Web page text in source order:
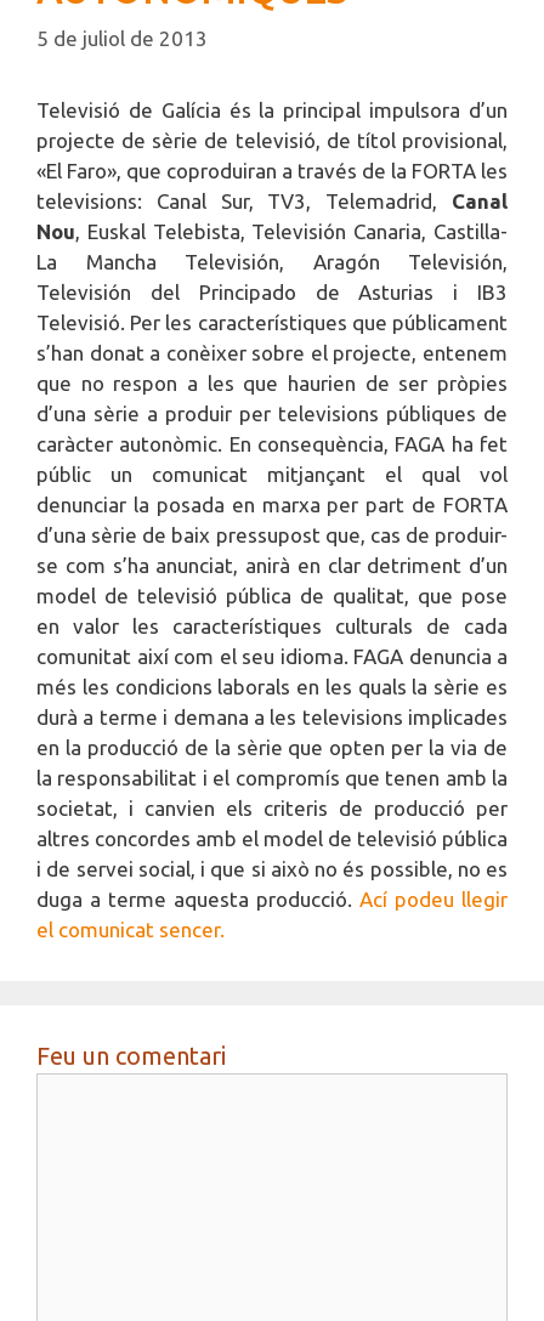
5 de juliol de 2013
Televisió de Galícia és la principal impulsora d’un
projecte de sèrie de televisió, de títol provisional,
«El Faro», que coproduiran a través de la FORTA les
televisions: Canal Sur, TV3, Telemadrid, Canal
Nou , Euskal Telebista, Televisión Canaria, Castilla-
La Mancha Televisión, Aragón Televisión,
Televisión del Principado de Asturias i IB3
Televisió. Per les característiques que públicament
s’han donat a conèixer sobre el projecte, entenem
que no respon a les que haurien de ser pròpies
d’una sèrie a produir per televisions públiques de
caràcter autonòmic. En consequència, FAGA ha fet
públic un comunicat mitjançant el qual vol
denunciar la posada en marxa per part de FORTA
d’una sèrie de baix pressupost que, cas de produir-
se com s’ha anunciat, anirà en clar detriment d’un
model de televisió pública de qualitat, que pose
en valor les característiques culturals de cada
comunitat així com el seu idioma. FAGA denuncia a
més les condicions laborals en les quals la sèrie es
durà a terme i demana a les televisions implicades
en la producció de la sèrie que opten per la via de
la responsabilitat i el compromís que tenen amb la
societat, i canvien els criteris de producció per
altres concordes amb el model de televisió pública
i de servei social, i que si això no és possible, no es
duga a terme aquesta producció. Ací podeu llegir
el comunicat sencer.
Feu un comentari